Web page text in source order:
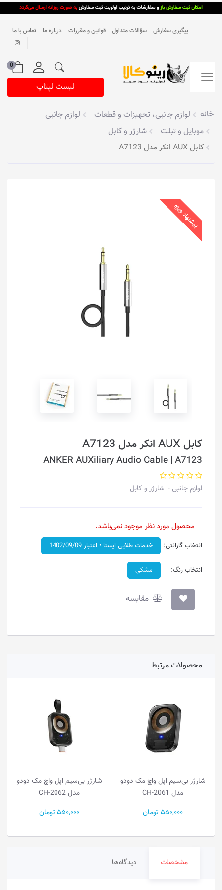
پیگیری سفارش سؤالات متداول قوانین و مقررات درباره ما تماس با ما
0
لیست لپتاپ
خانه لوازم جانبی، تجهیزات و قطعات
لوازم جانبی
موبایل و تبلت
شارژر و کابل
کابل AUX انکر مدل A7123
پیشنهاد ویژه
کابل AUX انکر مدل A7123
ANKER AUXiliary Audio Cable | A7123
لوازم جانبی شارژر و کابل
محصول مورد نظر موجود نمی‌باشد.
انتخاب گارانتی: خدمات طلایی ایستا • اعتبار 1402/09/09
انتخاب رنگ: مشکی
مقایسه
محصولات مرتبط
شارژر بی‌سیم اپل واچ مک دودو
مدل CH-2061
550,000 تومان
شارژر بی‌سیم اپل واچ مک دودو
مدل CH-2062
550,000 تومان
مشخصات دیدگاه‌ها